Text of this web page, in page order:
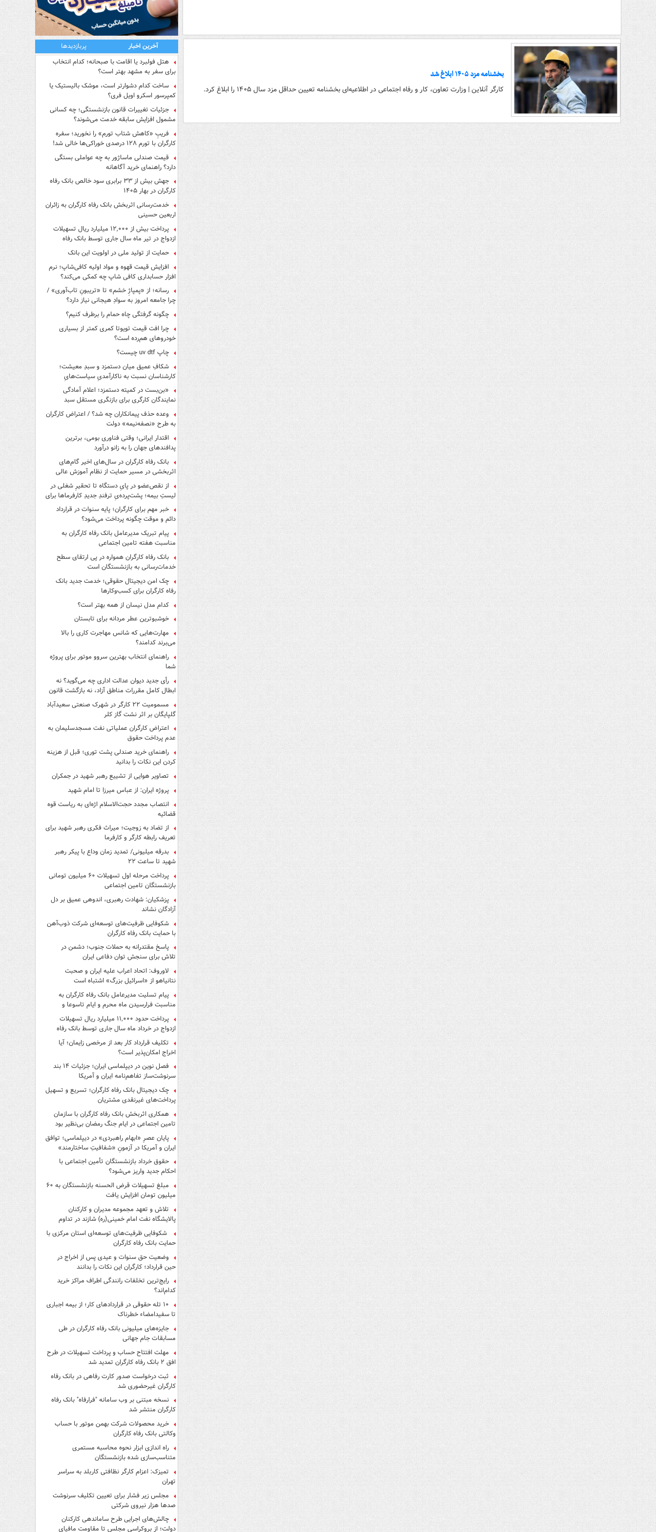
بخشنامه مزد ۱۴۰۵ ابلاغ شد
کارگر آنلاین | وزارت تعاون، کار و رفاه اجتماعی در اطلاعیه‌ای بخشنامه تعیین حداقل مزد سال ۱۴۰۵ را ابلاغ کرد.
آخرین اخبار
پربازدیدها
هتل فولبرد یا اقامت با صبحانه؛ کدام انتخاب
برای سفر به مشهد بهتر است؟
ساخت کدام دشوارتر است، موشک بالیستیک یا
کمپرسور اسکرو اویل فری؟
جزئیات تغییرات قانون بازنشستگی؛ چه کسانی
مشمول افزایش سابقه خدمت می‌شوند؟
فریبِ «کاهش شتاب تورم» را نخورید؛ سفره
کارگران با تورم ۱۲۸ درصدی خوراکی‌ها خالی شد!
قیمت صندلی ماساژور به چه عواملی بستگی
دارد؟ راهنمای خرید آگاهانه
جهش بیش از ۳۳ برابری سود خالص بانک رفاه
کارگران در بهار ۱۴۰۵
خدمت‌رسانی اثربخش بانک رفاه کارگران به زائران
اربعین حسینی
پرداخت بیش از ۱۲,۰۰۰ میلیارد ریال تسهیلات
ازدواج در تیر ماه سال جاری توسط بانک رفاه
کارگران
حمایت از تولید ملی در اولویت این بانک
افزایش قیمت قهوه و مواد اولیه کافی‌شاپ؛ نرم
افزار حسابداری کافی شاپ چه کمکی می‌کند؟
رسانه؛ از «پمپاژِ خشم» تا «تریبونِ تاب‌آوری» /
چرا جامعه امروز به سوادِ هیجانی نیاز دارد؟
چگونه گرفتگی چاه حمام را برطرف کنیم؟
چرا افت قیمت تویوتا کمری کمتر از بسیاری
خودروهای هم‌رده است؟
چاپ uv dtf چیست؟
شکافِ عمیق میان دستمزد و سبدِ معیشت؛
کارشناسان نسبت به ناکارآمدیِ سیاست‌هایِ
حمایتی هشدار دادند
«بن‌بست در کمیته دستمزد؛ اعلام آمادگی
نمایندگان کارگری برای بازنگری مستقل سبد
وعده حذف پیمانکاران چه شد؟ / اعتراض کارگران
به طرح «نصفه‌نیمه» دولت
اقتدار ایرانی؛ وقتی فناوری بومی، برترین
پدافندهای جهان را به زانو درآورد
بانک رفاه کارگران در سال‌های اخیر گام‌های
اثربخشی در مسیر حمایت از نظام آموزش عالی
برداشته است
از نقص‌عضو در پایِ دستگاه تا تحقیرِ شغلی در
لیستِ بیمه؛ پشت‌پرده‌یِ ترفندِ جدیدِ کارفرماها برای
فرار از قانون چیست؟
خبر مهم برای کارگران؛ پایه سنوات در قرارداد
دائم و موقت چگونه پرداخت می‌شود؟
پیام تبریک مدیرعامل بانک رفاه کارگران به
مناسبت هفته تامین اجتماعی
بانک رفاه کارگران همواره در پی ارتقای سطح
خدمات‌رسانی به بازنشستگان است
چک امن دیجیتال حقوقی؛ خدمت جدید بانک
رفاه کارگران برای کسب‌وکارها
کدام مدل نیسان از همه بهتر است؟
خوشبوترین عطر مردانه برای تابستان
مهارت‌هایی که شانس مهاجرت کاری را بالا
می‌برند کدامند؟
راهنمای انتخاب بهترین سروو موتور برای پروژه
شما
رأی جدید دیوان عدالت اداری چه می‌گوید؟ نه
ابطال کامل مقررات مناطق آزاد، نه بازگشت قانون
مسمومیت ۲۲ کارگر در شهرک صنعتی سعیدآباد
گلپایگان بر اثر نشت گاز کلر
اعتراض کارگران عملیاتی نفت مسجدسلیمان به
عدم پرداخت حقوق
راهنمای خرید صندلی پشت توری؛ قبل از هزینه
کردن این نکات را بدانید
تصاویر هوایی از تشییع رهبر شهید در جمکران
پروژه ایران: از عباس میرزا تا امام شهید
انتصاب مجدد حجت‌الاسلام اژه‌ای به ریاست قوه‌
قضائیه
از تضاد به زوجیت؛ میراث فکری رهبر شهید برای
تعریف رابطه کارگر و کارفرما
بدرقه میلیونی/ تمدید زمان وداع با پیکر رهبر
شهید تا ساعت ۲۲
پرداخت مرحله اول تسهیلات ۶۰ میلیون تومانی
بازنشستگان تامین اجتماعی
پزشکیان: شهادت رهبری، اندوهی عمیق بر دل
آزادگان نشاند
شکوفایی ظرفیت‌های توسعه‌ای شرکت ذوب‌آهن
با حمایت‌ بانک رفاه کارگران
پاسخ مقتدرانه به حملات جنوب؛ دشمن در
تلاش برای سنجش توان دفاعی ایران
لاوروف: اتحاد اعراب علیه ایران و صحبت
نتانیاهو از «اسرائیل بزرگ» اشتباه است
پیام تسلیت مدیرعامل بانک رفاه کارگران به
مناسبت فرارسیدن ماه محرم و ایام تاسوعا و
عاشورای حسینی
پرداخت حدود ۱۱,۰۰۰ میلیارد ریال تسهیلات
ازدواج در خرداد ماه سال جاری توسط بانک رفاه
کارگران
تکلیف قرارداد کار بعد از مرخصی زایمان؛ آیا
اخراج امکان‌پذیر است؟
فصل نوین در دیپلماسی ایران؛ جزئیات ۱۴ بند
سرنوشت‌ساز تفاهم‌نامه ایران و آمریکا
چک دیجیتال بانک رفاه کارگران؛ تسریع و تسهیل
پرداخت‌های غیرنقدی مشتریان
همکاری اثربخش بانک رفاه کارگران با سازمان
تامین اجتماعی در ایام جنگ رمضان بی‌نظیر بود
پایان عصرِ «ابهام راهبردی» در دیپلماسی؛ توافق
ایران و آمریکا در آزمونِ «شفافیتِ ساختارمند»
حقوق خرداد بازنشستگان تأمین اجتماعی با
احکام جدید واریز می‌شود؟
مبلغ تسهیلات قرض الحسنه بازنشستگان به ۶۰
میلیون تومان افزایش یافت
تلاش و تعهد مجموعه مدیران و کارکنان
پالایشگاه نفت امام خمینی(ره) شازند در تداوم
تولید در ایام جنگ رمضان، شایسته قدردانی است
شکوفایی ظرفیت‌های توسعه‌ای استان مرکزی با
حمایت بانک رفاه کارگران
وضعیت حق سنوات و عیدی پس از اخراج در
حین قرارداد؛ کارگران این نکات را بدانند
رایج‌ترین تخلفات رانندگی اطراف مراکز خرید
کدام‌اند؟
۱۰ تله حقوقی در قراردادهای کار؛ از بیمه اجباری
تا سفیدامضاء خطرناک
جایزه‌های میلیونی بانک رفاه کارگران در طی
مسابقات جام جهانی
مهلت افتتاح حساب و پرداخت تسهیلات در طرح
افق ۲ بانک رفاه کارگران تمدید شد
ثبت درخواست صدور کارت رفاهی در بانک رفاه
کارگران غیرحضوری شد
نسخه مبتنی بر وب سامانه "فرارفاه" بانک رفاه
کارگران منتشر شد
خرید محصولات شرکت بهمن موتور با حساب
وکالتی بانک رفاه کارگران
راه اندازی ابزار نحوه محاسبه مستمری
متناسب‌سازی شده بازنشستگان
تمیزک: اعزام کارگر نظافتی کاربلد به سراسر
تهران
مجلس زیر فشار برای تعیین تکلیف سرنوشت
صدها هزار نیروی شرکتی
چالش‌های اجرایی طرح ساماندهی کارکنان
دولت؛ از بروکراسی مجلس تا مقاومت مافیای